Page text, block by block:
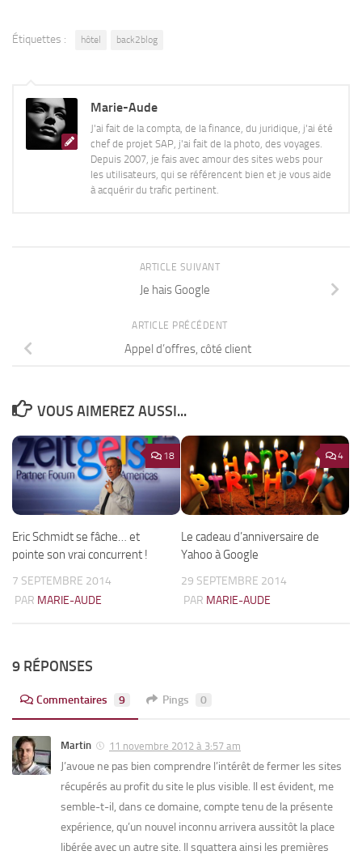
Étiquettes : hôtel back2blog
Marie-Aude
J'ai fait de la compta, de la finance, du juridique, j'ai été
chef de projet SAP, j'ai fait de la photo, des voyages.
Depuis 2007, je fais avec amour des sites webs pour
les utilisateurs, qui se référencent bien et je vous aide
à acquérir du trafic pertinent.
ARTICLE SUIVANT
Je hais Google
ARTICLE PRÉCÉDENT
Appel d’offres, côté client
VOUS AIMEREZ AUSSI...
18
Eric Schmidt se fâche… et
pointe son vrai concurrent !
7 SEPTEMBRE 2014
PAR MARIE-AUDE
4
Le cadeau d’anniversaire de
Yahoo à Google
29 SEPTEMBRE 2014
PAR MARIE-AUDE
9 RÉPONSES
Commentaires 9 Pings 0
Martin 11 novembre 2012 à 3:57 am
J’avoue ne pas bien comprendre l’intérêt de fermer les sites
récupérés au profit du site le plus visible. Il est évident, me
semble-t-il, dans ce domaine, compte tenu de la présente
expérience, qu’un nouvel inconnu arrivera aussitôt la place
libérée avec un autre site. Il squattera ainsi les premières